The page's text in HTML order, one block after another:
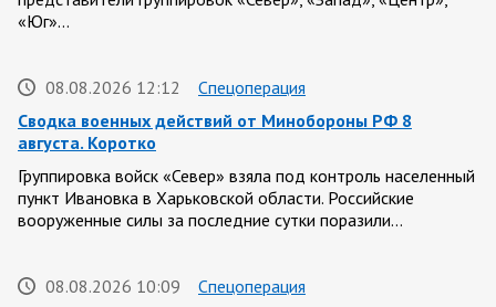
«Юг»…
08.08.2026 12:12
Спецоперация
Сводка военных действий от Минобороны РФ 8
августа. Коротко
Группировка войск «Север» взяла под контроль населенный
пункт Ивановка в Харьковской области. Российские
вооруженные силы за последние сутки поразили…
08.08.2026 10:09
Спецоперация